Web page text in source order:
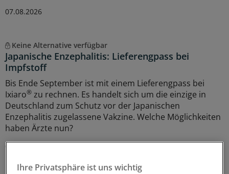
07.08.2026
Keine Alternative verfügbar
Japanische Enzephalitis: Lieferengpass bei
Impfstoff
Bis Ende September ist mit einem Lieferengpass bei
Ixiaro® zu rechnen. Es handelt sich um die einzige in
Deutschland zum Schutz vor der Japanischen
Enzephalitis zugelassene Vakzine. Welche Möglichkeiten
haben Ärzte nun?
04.08.2026
Ihre Privatsphäre ist uns wichtig